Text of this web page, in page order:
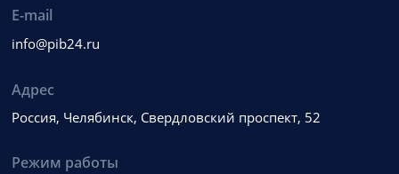
E-mail
info@pib24.ru
Адрес
Россия, Челябинск, Свердловский проспект, 52
Режим работы